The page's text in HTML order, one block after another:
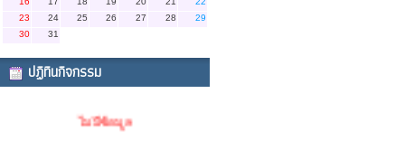
23
24 25 26 27 28
29
30
31
ปฏิทินกิจกรรม